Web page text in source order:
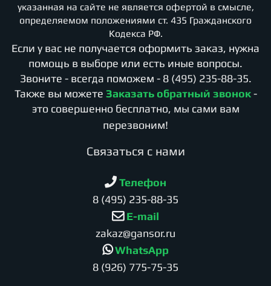
указанная на сайте не является офертой в смысле,
определяемом положениями ст. 435 Гражданского
Кодекса РФ.
Если у вас не получается оформить заказ, нужна
помощь в выборе или есть иные вопросы.
Звоните - всегда поможем - 8 (495) 235-88-35.
Также вы можете Заказать обратный звонок -
это совершенно бесплатно, мы сами вам
перезвоним!
Cвязаться с нами
Телефон
8 (495) 235-88-35
E-mail
zakaz@gansor.ru
WhatsApp
8 (926) 775-75-35